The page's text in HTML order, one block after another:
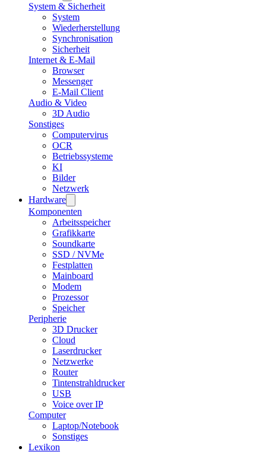
System & Sicherheit
System
Wiederherstellung
Synchronisation
Sicherheit
Internet & E-Mail
Browser
Messenger
E-Mail Client
Audio & Video
3D Audio
Sonstiges
Computervirus
OCR
Betriebssysteme
KI
Bilder
Netzwerk
Hardware
Komponenten
Arbeitsspeicher
Grafikkarte
Soundkarte
SSD / NVMe
Festplatten
Mainboard
Modem
Prozessor
Speicher
Peripherie
3D Drucker
Cloud
Laserdrucker
Netzwerke
Router
Tintenstrahldrucker
USB
Voice over IP
Computer
Laptop/Notebook
Sonstiges
Lexikon